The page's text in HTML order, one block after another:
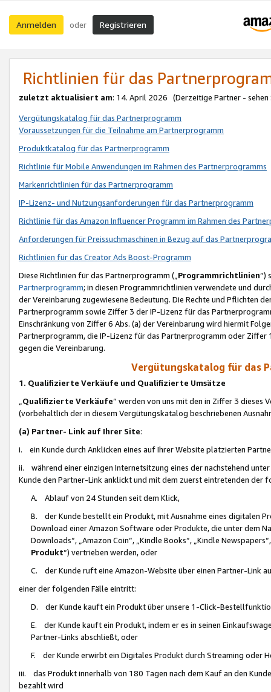
Anmelden oder Registrieren
Richtlinien für das
zuletzt aktualisiert am: 14. April 2026 (Derzeitige Partner - sehen
Vergütungskatalog für das Partnerprogramm
Voraussetzungen für die Teilnahme am Partnerprogramm
Produktkatalog für das Partnerprogramm
Richtlinie für Mobile Anwendungen im Rahmen des Partnerprogramms
Markenrichtlinien für das Partnerprogramm
IP-Lizenz- und Nutzungsanforderungen für das Partnerprogramm
Richtlinie für das Amazon Influencer Programm im Rahmen des
Anforderungen für Preissuchmaschinen in Bezug auf das
Richtlinien für das Creator Ads Boost-Programm
Diese Richtlinien für das Partnerprogramm („Programmrichtlinien“)
Partnerprogramm; in diesen Programmrichtlinien verwendete und
der Vereinbarung zugewiesene Bedeutung. Die Rechte und Pflichten
Partnerprogramm sowie Ziffer 3 der IP-Lizenz für das
Einschränkung von Ziffer 6 Abs. (a) der Vereinbarung wird hiermit
Partnerprogramm, die IP-Lizenz für das Partnerprogramm oder
gegen die Vereinbarung.
Vergütungskatalog für das
1. Qualifizierte Verkäufe und Qualifizierte Umsätze
Qualifizierte Verkäufe“ werden von uns mit den in Ziffer 3
(vorbehaltlich der in diesem Vergütungskatalog beschriebenen
(a) Partner- Link auf Ihrer Site:
i. ein Kunde durch Anklicken eines auf Ihrer Website platzierten
ii. während einer einzigen Internetsitzung eines der nachstehend
Kunde den Partner-Link anklickt und mit dem zuerst eintretenden der
A. Ablauf von 24 Stunden seit dem Klick,
B. der Kunde bestellt ein Produkt, mit Ausnahme eines digitalen
Download einer Amazon Software oder Produkte, die unter dem
Downloads“, „Amazon Coin“, „Kindle Books“, „Kindle
Produkt“) vertrieben werden, oder
C. der Kunde ruft eine Amazon-Website über einen Partner-Link
einer der folgenden Fälle eintritt:
D. der Kunde kauft ein Produkt über unsere 1-Click-
E. der Kunde kauft ein Produkt, indem er es in seinen
Partner-Links abschließt, oder
F. der Kunde erwirbt ein Digitales Produkt durch Streaming oder
iii. das Produkt innerhalb von 180 Tagen nach dem Kauf an den
bezahlt wird